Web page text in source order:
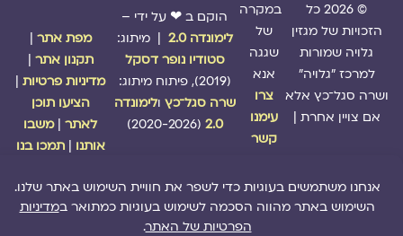
© 2026 כל
הזכויות של מגזין
גלויה שמורות
למרכז "גלויה"
ושרה סגל־כץ אלא
אם צויין אחרת |
במקרה
של
שגגה
אנא
צרו
עימנו
קשר
הוקם ב ❤ על ידי –
לימונדה 2.0
| מיתוג:
סטודיו נופר דסקל
שרה סגל־כץולימונדה
2.0
(2020-2026)
מפת אתר|
תקנון אתר|
מדיניות פרטיות|
הציעו תוכן
לאתר| משבו
אותנו| תמכו בנו